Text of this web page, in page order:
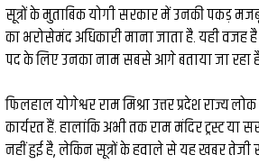
सूत्रों के मुताबिक योगी सरकार में उनकी पकड़
का भरोसेमंद अधिकारी माना जाता है. यही
पद के लिए उनका नाम सबसे आगे बताया जा रहा
फिलहाल योगेश्वर राम मिश्रा उत्तर प्रदेश
कार्यरत हैं. हालांकि अभी तक राम मंदिर ट्रस्ट
नहीं हुई है, लेकिन सूत्रों के हवाले से यह खबर तेजी